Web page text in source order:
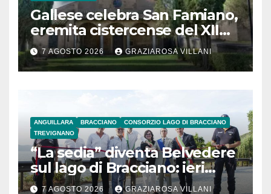
Gallese celebra San Famiano,
eremita cistercense del XII
secolo
7 AGOSTO 2026 GRAZIAROSA VILLANI
ANGUILLARA BRACCIANO
CONSORZIO LAGO DI BRACCIANO
TREVIGNANO
“La sedia” diventa Belvedere
sul lago di Bracciano: ieri
l’inaugurazione
7 AGOSTO 2026 GRAZIAROSA VILLANI